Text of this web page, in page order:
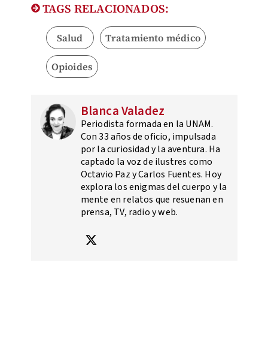
TAGS RELACIONADOS:
Salud Tratamiento médico
Opioides
Blanca Valadez
Periodista formada en la UNAM.
Con 33 años de oficio, impulsada
por la curiosidad y la aventura. Ha
captado la voz de ilustres como
Octavio Paz y Carlos Fuentes. Hoy
explora los enigmas del cuerpo y la
mente en relatos que resuenan en
prensa, TV, radio y web.